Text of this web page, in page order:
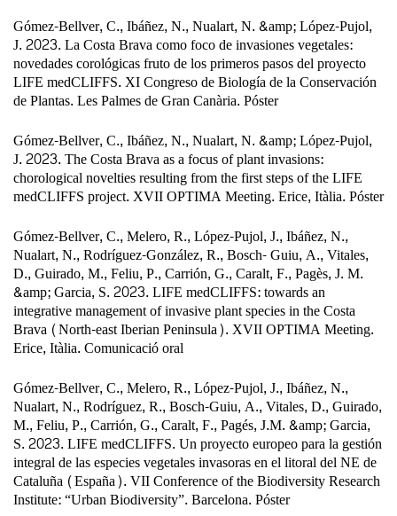
Gómez-Bellver, C., Ibáñez, N., Nualart, N. &amp; López-Pujol,
J. 2023. La Costa Brava como foco de invasiones vegetales:
novedades corológicas fruto de los primeros pasos del proyecto
LIFE medCLIFFS. XI Congreso de Biología de la Conservación
de Plantas. Les Palmes de Gran Canària. Póster
Gómez-Bellver, C., Ibáñez, N., Nualart, N. &amp; López-Pujol,
J. 2023. The Costa Brava as a focus of plant invasions:
chorological novelties resulting from the first steps of the LIFE
medCLIFFS project. XVII OPTIMA Meeting. Erice, Itàlia. Póster
Gómez-Bellver, C., Melero, R., López-Pujol, J., Ibáñez, N.,
Nualart, N., Rodríguez-González, R., Bosch- Guiu, A., Vitales,
D., Guirado, M., Feliu, P., Carrión, G., Caralt, F., Pagès, J. M.
&amp; Garcia, S. 2023. LIFE medCLIFFS: towards an
integrative management of invasive plant species in the Costa
Brava (North-east Iberian Peninsula). XVII OPTIMA Meeting.
Erice, Itàlia. Comunicació oral
Gómez-Bellver, C., Melero, R., López-Pujol, J., Ibáñez, N.,
Nualart, N., Rodríguez, R., Bosch-Guiu, A., Vitales, D., Guirado,
M., Feliu, P., Carrión, G., Caralt, F., Pagés, J.M. &amp; Garcia,
S. 2023. LIFE medCLIFFS. Un proyecto europeo para la gestión
integral de las especies vegetales invasoras en el litoral del NE de
Cataluña (España). VII Conference of the Biodiversity Research
Institute: “Urban Biodiversity”. Barcelona. Póster